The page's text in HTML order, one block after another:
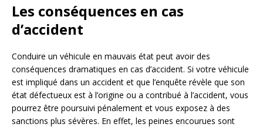
Les conséquences en cas
d’accident
Conduire un véhicule en mauvais état peut avoir des
conséquences dramatiques en cas d’accident. Si votre véhicule
est impliqué dans un accident et que l’enquête révèle que son
état défectueux est à l’origine ou a contribué à l’accident, vous
pourrez être poursuivi pénalement et vous exposez à des
sanctions plus sévères. En effet, les peines encourues sont